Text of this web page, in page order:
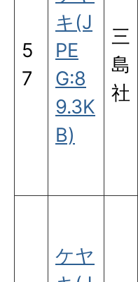
5
7
キ(J
PE
G:8
9.3K
B)
三
島
社
ケヤ